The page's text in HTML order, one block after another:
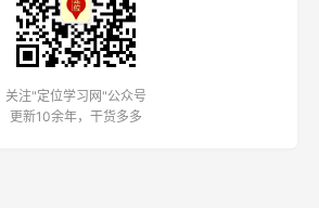
关注"定位学习网"公众号
更新10余年，干货多多